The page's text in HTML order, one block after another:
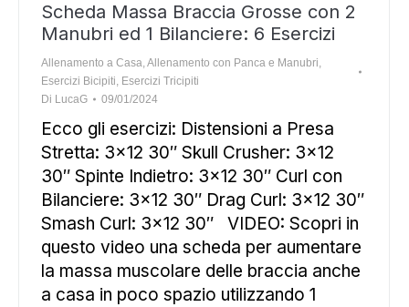
Scheda Massa Braccia Grosse con 2
Manubri ed 1 Bilanciere: 6 Esercizi
Allenamento a Casa,Allenamento con Panca e Manubri,
Esercizi Bicipiti, Esercizi Tricipiti
Di LucaG 09/01/2024
Ecco gli esercizi: Distensioni a Presa
Stretta: 3×12 30″ Skull Crusher: 3×12
30″ Spinte Indietro: 3×12 30″ Curl con
Bilanciere: 3×12 30″ Drag Curl: 3×12 30″
Smash Curl: 3×12 30″ VIDEO: Scopri in
questo video una scheda per aumentare
la massa muscolare delle braccia anche
a casa in poco spazio utilizzando 1